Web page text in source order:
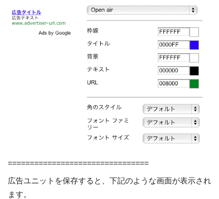
================================
広告ユニットを保存すると、下記のような画面が表示され
ます。